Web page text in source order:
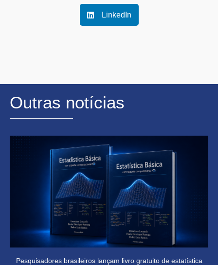
LinkedIn
Outras notícias
Pesquisadores brasileiros lançam livro gratuito de estatística